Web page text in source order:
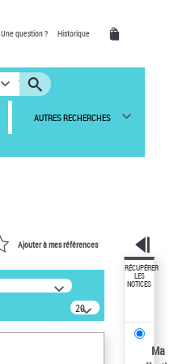
Une question ? Historique
AUTRES RECHERCHES
Ajouter à mes références
20
résultats/page
RÉCUPÉRER
LES
NOTICES
Ma